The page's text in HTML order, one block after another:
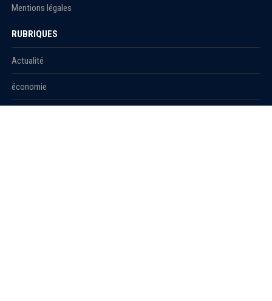
Mentions légales
RUBRIQUES
Actualité
économie